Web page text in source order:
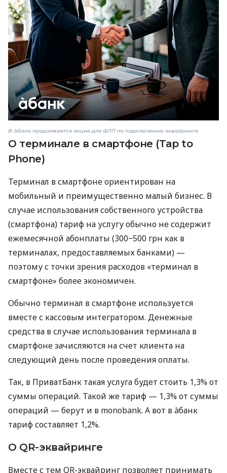
В àбанк продолжается акция для ФЛП по подключению эквайринга
О терминале в смартфоне (Tap to
Phone)
Терминал в смартфоне ориентирован на
мобильный и преимущественно малый бизнес. В
случае использования собственного устройства
(смартфона) тариф на услугу обычно не содержит
ежемесячной абонплаты (300−500 грн как в
терминалах, предоставляемых банками) —
поэтому с точки зрения расходов «терминал в
смартфоне» более экономичен.
Обычно терминал в смартфоне используется
вместе с кассовым интегратором. Денежные
средства в случае использования терминала в
смартфоне зачисляются на счет клиента на
следующий день после проведения оплаты.
Так, в ПриватБанк такая услуга будет стоить 1,3% от
суммы операций. Такой же тариф — 1,3% от суммы
операций — берут и в monobank. А вот в àбанк
тариф составляет 1,2%.
О QR-эквайринге
Вместе с тем QR-эквайринг позволяет принимать